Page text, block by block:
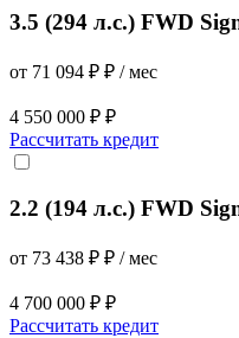
3.5 (294 л.с.) FWD
от 71 094 ₽ ₽ / мес
4 550 000 ₽ ₽
Рассчитать кредит
2.2 (194 л.с.) FWD
от 73 438 ₽ ₽ / мес
4 700 000 ₽ ₽
Рассчитать кредит